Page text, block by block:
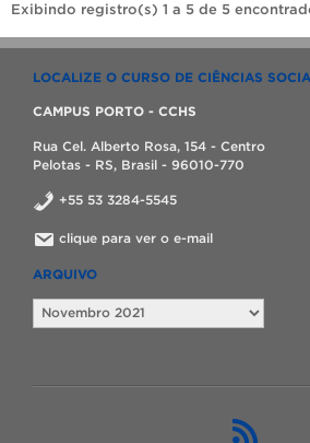
Exibindo registro(s) 1 a 5 de 5
LOCALIZE O CURSO DE CIÊNCIAS
CAMPUS PORTO - CCHS
Rua Cel. Alberto Rosa, 154 - Centro
Pelotas - RS, Brasil - 96010-770
+55 53 3284-5545
clique para ver o e-mail
ARQUIVO
Arquivo